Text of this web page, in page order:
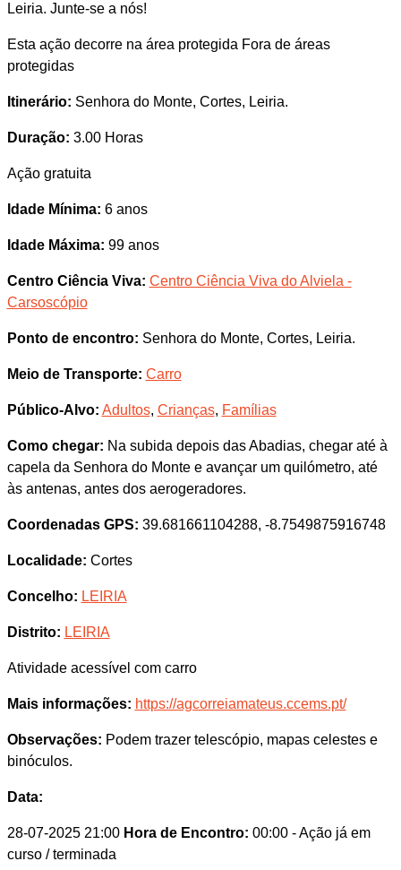
Leiria. Junte-se a nós!
Esta ação decorre na área protegida Fora de áreas
protegidas
Itinerário: Senhora do Monte, Cortes, Leiria.
Duração: 3.00 Horas
Ação gratuita
Idade Mínima: 6 anos
Idade Máxima: 99 anos
Centro Ciência Viva: Centro Ciência Viva do Alviela -
Carsoscópio
Ponto de encontro: Senhora do Monte, Cortes, Leiria.
Meio de Transporte: Carro
Público-Alvo: Adultos, Crianças, Famílias
Como chegar: Na subida depois das Abadias, chegar até à
capela da Senhora do Monte e avançar um quilómetro, até
às antenas, antes dos aerogeradores.
Coordenadas GPS: 39.681661104288, -8.7549875916748
Localidade: Cortes
Concelho: LEIRIA
Distrito: LEIRIA
Atividade acessível com carro
Mais informações: https://agcorreiamateus.ccems.pt/
Observações: Podem trazer telescópio, mapas celestes e
binóculos.
Data:
28-07-2025 21:00 Hora de Encontro: 00:00 - Ação já em
curso / terminada